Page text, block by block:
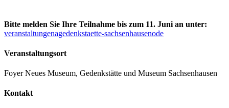
Bitte melden Sie Ihre Teilnahme bis zum 11. Juni an unter:
veranstaltungenagedenkstaette-sachsenhausenode
Veranstaltungsort
Foyer Neues Museum, Gedenkstätte und Museum Sachsenhausen
Kontakt